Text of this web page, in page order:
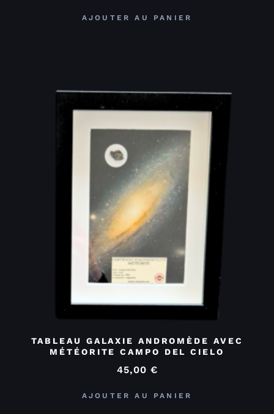
AJOUTER AU PANIER
TABLEAU GALAXIE ANDROMÈDE AVEC
MÉTÉORITE CAMPO DEL CIELO
45,00 €
AJOUTER AU PANIER